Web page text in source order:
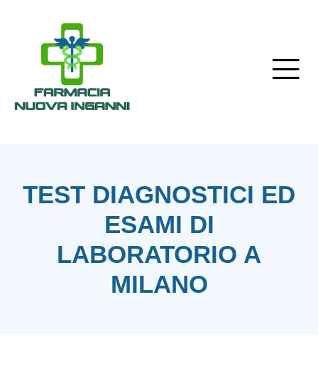
TEST DIAGNOSTICI ED
ESAMI DI
LABORATORIO A
MILANO